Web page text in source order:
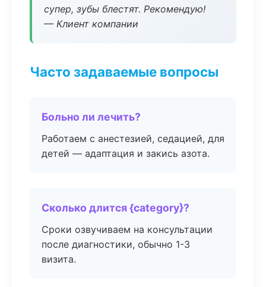
супер, зубы блестят. Рекомендую!
— Клиент компании
Часто задаваемые вопросы
Больно ли лечить?
Работаем с анестезией, седацией, для
детей — адаптация и закись азота.
Сколько длится {category}?
Сроки озвучиваем на консультации
после диагностики, обычно 1-3
визита.